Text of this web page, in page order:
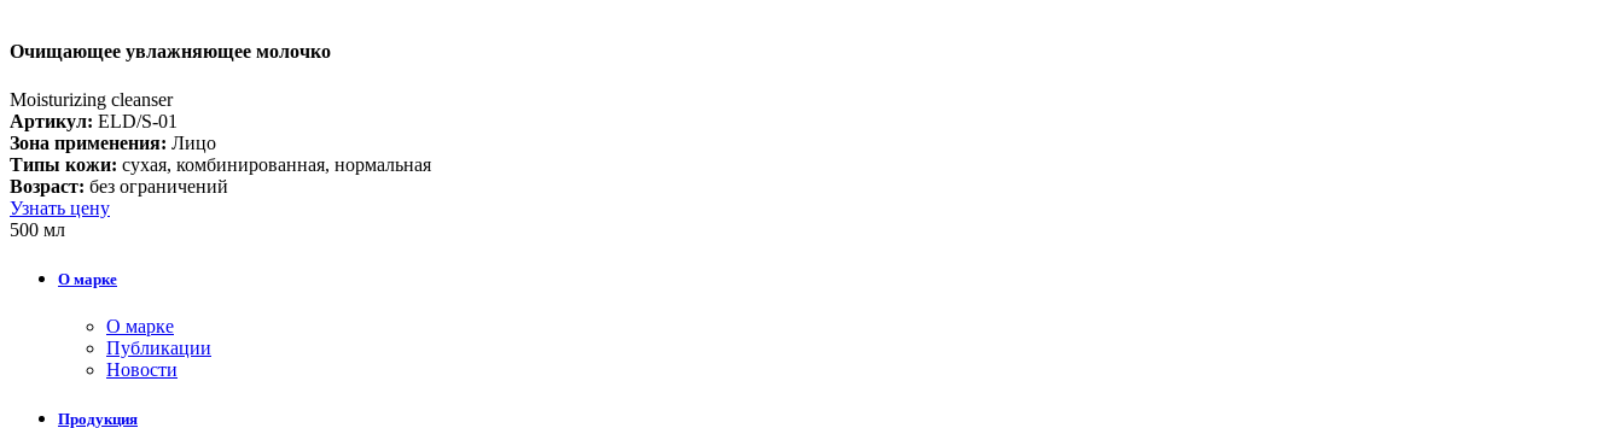
Очищающее увлажняющее молочко
Moisturizing cleanser
Артикул: ELD/S-01
Зона применения: Лицо
Типы кожи: cухая, комбинированная, нормальная
Возраст: без ограничений
Узнать цену
500 мл
О марке
О марке
Публикации
Новости
Продукция